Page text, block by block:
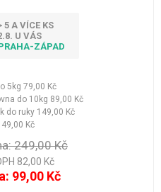
5 A VÍCE KS
U VÁS
ZÁPAD
5kg 79,00 Kč
do 10kg 89,00 Kč
do ruky 149,00 Kč
Kč
249,00 Kč
82,00 Kč
99,00 Kč